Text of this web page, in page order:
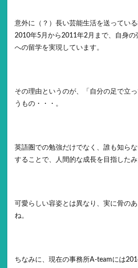
意外に（？）長い芸能生活を送っている
2010年5月から2011年2月まで、自身の
への留学を実現しています。
その理由というのが、「自分の足で立
うもの・・・。
英語圏での勉強だけでなく、誰も知ら
することで、人間的な成長を目指したみ
可愛らしい容姿とは異なり、実に骨の
ね。
ちなみに、現在の事務所A-teamには